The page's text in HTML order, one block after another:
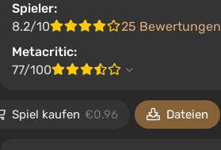
Spieler:
8.2/10
25 Bewertungen
Metacritic:
77/100
Spiel kaufen €0.96 Dateien